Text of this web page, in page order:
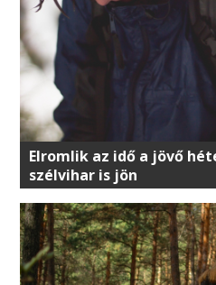
Elromlik az idő a jövő
szélvihar is jön